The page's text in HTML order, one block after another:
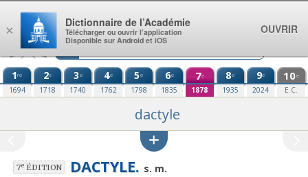
Aller au contenu
1re
1694
2e
1718
3e
1740
4e
1762
5e
1798
6e
1835
7e
1878
8e
1935
9e
2024
10e
E.C.
dactyle
7eÉDITION DACTYLE. s. m.
×
Dictionnaire de l’Académie
Télécharger ou ouvrir l’application
Disponible sur Android et iOS
OUVRIR